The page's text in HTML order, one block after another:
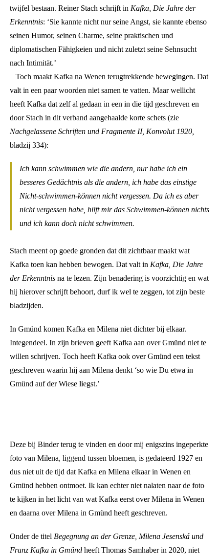
twijfel bestaan. Reiner Stach schrijft in Kafka, Die Jahre der
Erkenntnis: ‘Sie kannte nicht nur seine Angst, sie kannte ebenso
seinen Humor, seinen Charme, seine praktischen und
diplomatischen Fähigkeien und nicht zuletzt seine Sehnsucht
nach Intimität.’
Toch maakt Kafka na Wenen terugtrekkende bewegingen. Dat
valt in een paar woorden niet samen te vatten. Maar wellicht
heeft Kafka dat zelf al gedaan in een in die tijd geschreven en
door Stach in dit verband aangehaalde korte schets (zie
Nachgelassene Schriften und Fragmente II, Konvolut 1920,
bladzij 334):
Ich kann schwimmen wie die andern, nur habe ich ein
besseres Gedächtnis als die andern, ich habe das einstige
Nicht-schwimmen-können nicht vergessen. Da ich es aber
nicht vergessen habe, hilft mir das Schwimmen-können nichts
und ich kann doch nicht schwimmen.
Stach meent op goede gronden dat dit zichtbaar maakt wat
Kafka toen kan hebben bewogen. Dat valt in Kafka, Die Jahre
der Erkenntnis na te lezen. Zijn benadering is voorzichtig en wat
hij hierover schrijft behoort, durf ik wel te zeggen, tot zijn beste
bladzijden.
In Gmünd komen Kafka en Milena niet dichter bij elkaar.
Integendeel. In zijn brieven geeft Kafka aan over Gmünd niet te
willen schrijven. Toch heeft Kafka ook over Gmünd een tekst
geschreven waarin hij aan Milena denkt ‘so wie Du etwa in
Gmünd auf der Wiese liegst.’
Deze bij Binder terug te vinden en door mij enigszins ingeperkte
foto van Milena, liggend tussen bloemen, is gedateerd 1927 en
dus niet uit de tijd dat Kafka en Milena elkaar in Wenen en
Gmünd hebben ontmoet. Ik kan echter niet nalaten naar de foto
te kijken in het licht van wat Kafka eerst over Milena in Wenen
en daarna over Milena in Gmünd heeft geschreven.
Onder de titel Begegnung an der Grenze, Milena Jesenská und
Franz Kafka in Gmünd heeft Thomas Samhaber in 2020, niet